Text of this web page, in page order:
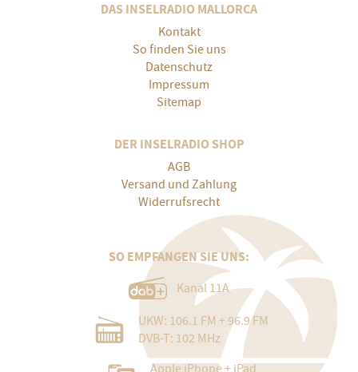
DAS INSELRADIO MALLORCA
Kontakt
So finden Sie uns
Datenschutz
Impressum
Sitemap
DER INSELRADIO SHOP
AGB
Versand und Zahlung
Widerrufsrecht
SO EMPFANGEN SIE UNS:
Kanal 11A
UKW: 106.1 FM + 96.9 FM
DVB-T: 102 MHz